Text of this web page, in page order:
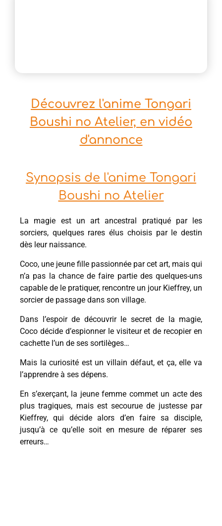
Découvrez l'anime Tongari
Boushi no Atelier, en vidéo
d'annonce
Synopsis de l'anime Tongari
Boushi no Atelier
La magie est un art ancestral pratiqué par les
sorciers, quelques rares élus choisis par le destin
dès leur naissance.
Coco, une jeune fille passionnée par cet art, mais qui
n’a pas la chance de faire partie des quelques-uns
capable de le pratiquer, rencontre un jour Kieffrey, un
sorcier de passage dans son village.
Dans l’espoir de découvrir le secret de la magie,
Coco décide d’espionner le visiteur et de recopier en
cachette l’un de ses sortilèges…
Mais la curiosité est un villain défaut, et ça, elle va
l’apprendre à ses dépens.
En s’exerçant, la jeune femme commet un acte des
plus tragiques, mais est secourue de justesse par
Kieffrey, qui décide alors d’en faire sa disciple,
jusqu’à ce qu’elle soit en mesure de réparer ses
erreurs…